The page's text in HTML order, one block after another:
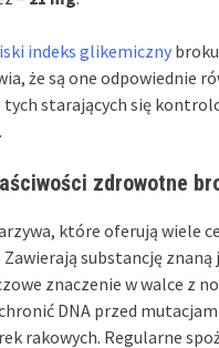
indeks glikemiczny
że są one odpowiednie
tych starających się
zdrowotne
które oferują wiele
substancję znaną
znaczenie w walce z
DNA przed
rakowych. Regularne